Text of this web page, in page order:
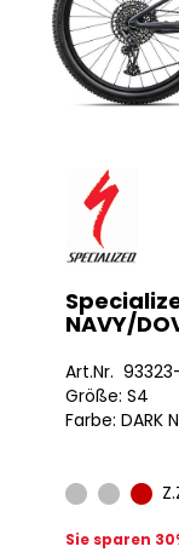
NAVY/
Art.Nr.
Größe: S4
Farbe: DARK
Sie sparen